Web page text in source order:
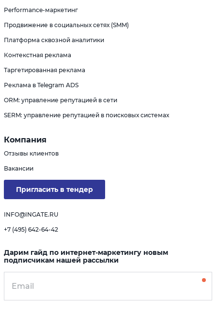
Performance-маркетинг
Продвижение в социальных сетях (SMM)
Платформа сквозной аналитики
Контекстная реклама
Таргетированная реклама
Реклама в Telegram ADS
ORM: управление репутацией в сети
SERM: управление репутацией в поисковых системах
Компания
Отзывы клиентов
Вакансии
Пригласить в тендер
INFO@INGATE.RU
+7 (495) 642-64-42
Дарим гайд по интернет-маркетингу новым
подписчикам нашей рассылки